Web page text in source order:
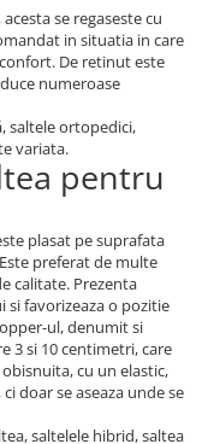
se regaseste cu
in situatia in care
De retinut este
numeroase
saltele ortopedici,
variata.
pentru
plasat pe suprafata
preferat de multe
calitate. Prezenta
favorizeaza o pozitie
ul, denumit si
3 si 10 centimetri, care
cu un elastic,
doar se aseaza unde se
saltelele hibrid, saltea